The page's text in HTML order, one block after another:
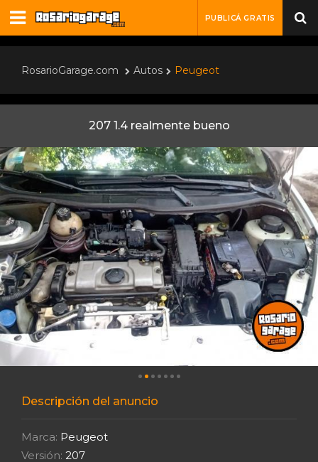
PUBLICÁ GRATIS
RosarioGarage.com Autos Peugeot
207 1.4 realmente bueno
Descripción del anuncio
Marca: Peugeot
Versión: 207